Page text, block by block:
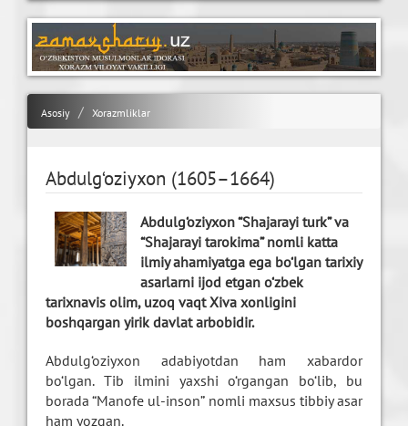
Asosiy Xorazmliklar
Abdulg‘oziyxon (1605–1664)
Abdulg‘oziyxon “Shajarayi turk” va
“Shajarayi tarokima” nomli katta
ilmiy ahamiyatga ega bo‘lgan tarixiy
asarlarni ijod etgan o‘zbek
tarixnavis olim, uzoq vaqt Xiva xonligini
boshqargan yirik davlat arbobidir.
Abdulg‘oziyxon adabiyotdan ham xabardor
bo‘lgan. Tib ilmini yaxshi o‘rgangan bo‘lib, bu
borada “Manofe ul-inson” nomli maxsus tibbiy asar
ham yozgan.